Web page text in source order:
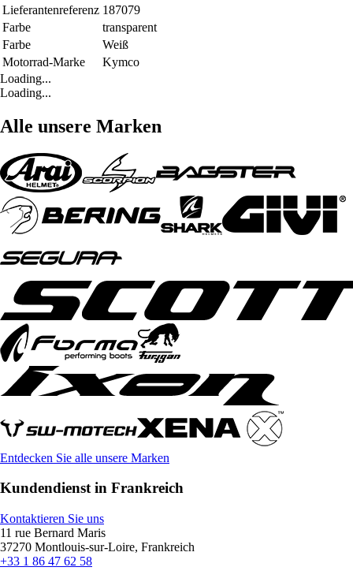
Lieferantenreferenz 187079
Farbe
transparent
Farbe
Weiß
Motorrad-Marke
Kymco
Loading...
Loading...
Alle unsere Marken
Entdecken Sie alle unsere Marken
Kundendienst in Frankreich
Kontaktieren Sie uns
11 rue Bernard Maris
37270 Montlouis-sur-Loire, Frankreich
+33 1 86 47 62 58